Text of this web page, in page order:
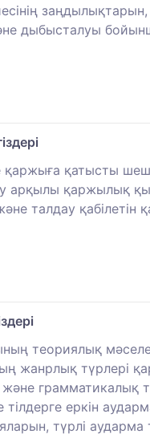
дыбысталуы
қаржыға қатысты
арқылы қаржылық
талдау қабілетін
теориялық
жанрлық түрлері
және
тілдерге еркін
түрлі